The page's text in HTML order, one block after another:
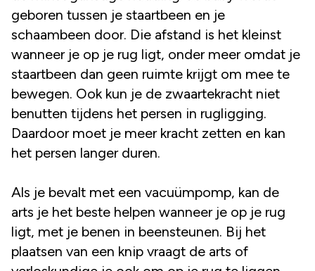
geboren tussen je staartbeen en je
schaambeen door. Die afstand is het kleinst
wanneer je op je rug ligt, onder meer omdat je
staartbeen dan geen ruimte krijgt om mee te
bewegen. Ook kun je de zwaartekracht niet
benutten tijdens het persen in rugligging.
Daardoor moet je meer kracht zetten en kan
het persen langer duren.
Als je bevalt met een vacuümpomp, kan de
arts je het beste helpen wanneer je op je rug
ligt, met je benen in beensteunen. Bij het
plaatsen van een knip vraagt de arts of